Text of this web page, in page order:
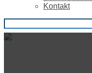
Kontakt